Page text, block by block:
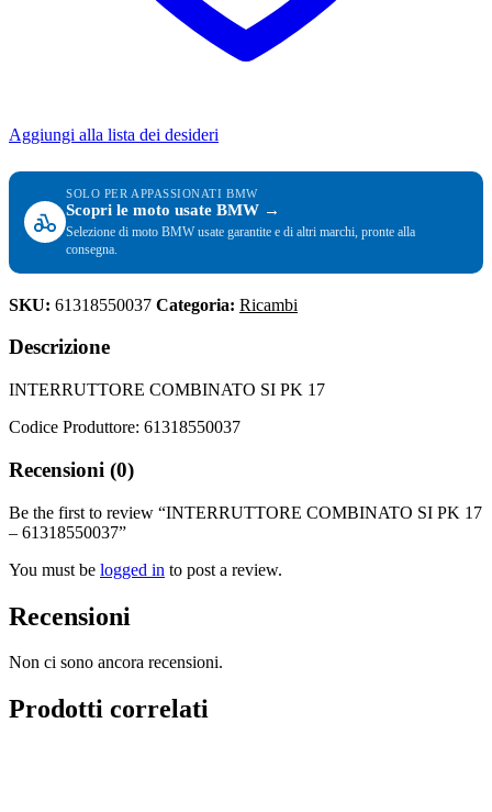
Aggiungi alla lista dei desideri
SOLO PER APPASSIONATI BMW
Scopri le moto usate BMW →
Selezione di moto BMW usate garantite e di altri marchi, pronte alla
consegna.
SKU: 61318550037 Categoria: Ricambi
Descrizione
INTERRUTTORE COMBINATO SI PK 17
Codice Produttore: 61318550037
Recensioni (0)
Be the first to review “INTERRUTTORE COMBINATO SI PK 17
– 61318550037”
You must be logged in to post a review.
Recensioni
Non ci sono ancora recensioni.
Prodotti correlati